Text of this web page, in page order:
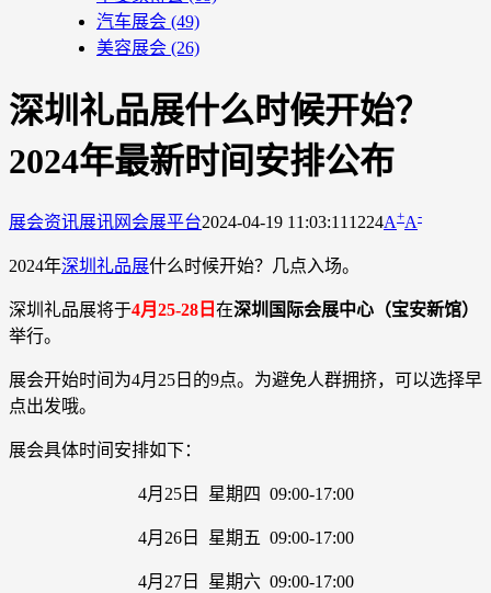
汽车展会 (49)
美容展会 (26)
深圳礼品展什么时候开始？
2024年最新时间安排公布
展会资讯展讯网会展平台2024-04-19 11:03:11 1224A+A-
2024年深圳礼品展什么时候开始？几点入场。
深圳礼品展将于4月25-28日 在深圳国际会展中心（宝安新馆）
举行。
展会开始时间为4月25日的9点。为避免人群拥挤，可以选择早
点出发哦。
展会具体时间安排如下：
4月25日 星期四 09:00-17:00
4月26日 星期五 09:00-17:00
4月27日 星期六 09:00-17:00